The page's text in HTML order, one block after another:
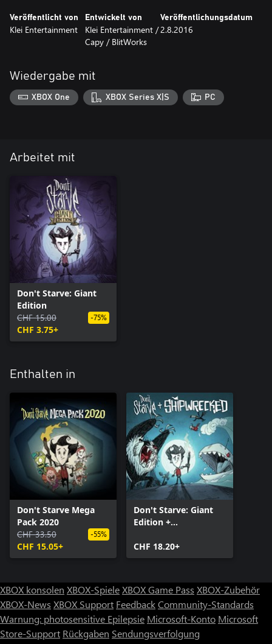
neuer Wesen dich verfolgen.
• Bestehe neue Jahreszeiten: Von den Tropen inspirierte
Jahreszeiten werden ihr Bestes geben, um dich zu töten.
beim Überleben auf diesen rauen Inseln helfen.
Veröffentlicht von
Klei Entertainment
Entwickelt von
Klei Entertainment /
Capy / BlitWorks
Veröffentlichungsdatum
2.8.2016
Wiedergabe mit
XBOX One XBOX Series X|S PC
Arbeitet mit
Don't Starve: Giant
Edition
CHF 15.00
CHF 3.75+
-75%
Enthalten in
Don't Starve Mega
Pack 2020
CHF 33.50
CHF 15.05+
-55%
Don't Starve: Giant
Edition +
Expansion
CHF 18.20+
XBOX konsolen XBOX-SpieleXBOX Game Pass XBOX-Zubehör
XBOX-News XBOX Support FeedbackCommunity-Standards
Warnung: photosensitive Epilepsie Microsoft-Konto Microsoft
Store-Support Rückgaben Sendungsverfolgung